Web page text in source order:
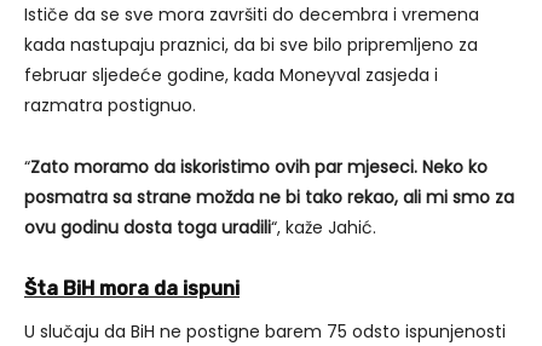
Ističe da se sve mora završiti do decembra i vremena
kada nastupaju praznici, da bi sve bilo pripremljeno za
februar sljedeće godine, kada Moneyval zasjeda i
razmatra postignuo.
“Zato moramo da iskoristimo ovih par mjeseci. Neko ko
posmatra sa strane možda ne bi tako rekao, ali mi smo za
ovu godinu dosta toga uradili“, kaže Jahić.
Šta BiH mora da ispuni
U slučaju da BiH ne postigne barem 75 odsto ispunjenosti